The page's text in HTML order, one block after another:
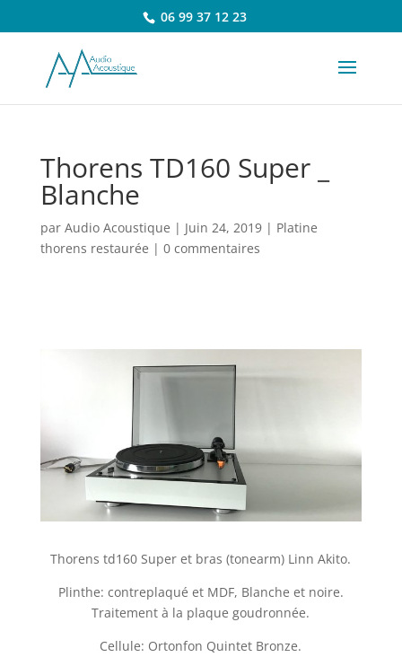
06 99 37 12 23
Thorens TD160 Super _
Blanche
par Audio Acoustique | Juin 24, 2019| Platine
thorens restaurée | 0 commentaires
Thorens td160 Super et bras (tonearm) Linn Akito.
Plinthe: contreplaqué et MDF, Blanche et noire.
Traitement à la plaque goudronnée.
Cellule: Ortonfon Quintet Bronze.